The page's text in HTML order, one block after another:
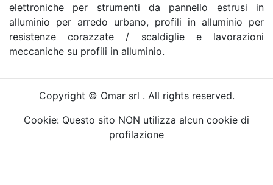
elettroniche per strumenti da pannello estrusi in
alluminio per arredo urbano, profili in alluminio per
resistenze corazzate / scaldiglie e lavorazioni
meccaniche su profili in alluminio.
Copyright © Omar srl . All rights reserved.
Cookie: Questo sito NON utilizza alcun cookie di
profilazione